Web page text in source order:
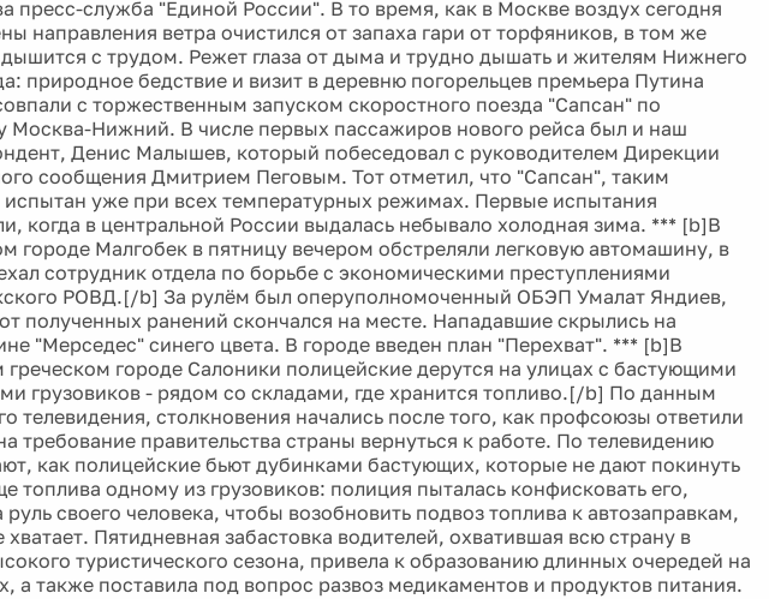
пресс-служба "Единой России". В то время, как в Москве воздух сегодня
направления ветра очистился от запаха гари от торфяников, в том же
дышится с трудом. Режет глаза от дыма и трудно дышать и жителям Нижнего
природное бедствие и визит в деревню погорельцев премьера Путина
с торжественным запуском скоростного поезда "Сапсан" по
Москва-Нижний. В числе первых пассажиров нового рейса был и наш
Денис Малышев, который побеседовал с руководителем Дирекции
сообщения Дмитрием Пеговым. Тот отметил, что "Сапсан", таким
уже при всех температурных режимах. Первые испытания
когда в центральной России выдалась небывало холодная зима. *** [b]В
городе Малгобек в пятницу вечером обстреляли легковую автомашину, в
сотрудник отдела по борьбе с экономическими преступлениями
РОВД.[/b] За рулём был оперуполномоченный ОБЭП Умалат Яндиев,
полученных ранений скончался на месте. Нападавшие скрылись на
"Мерседес" синего цвета. В городе введен план "Перехват". *** [b]В
греческом городе Салоники полицейские дерутся на улицах с бастующими
грузовиков - рядом со складами, где хранится топливо.[/b] По данным
телевидения, столкновения начались после того, как профсоюзы ответили
требование правительства страны вернуться к работе. По телевидению
как полицейские бьют дубинками бастующих, которые не дают покинуть
топлива одному из грузовиков: полиция пыталась конфисковать его,
руль своего человека, чтобы возобновить подвоз топлива к автозаправкам,
хватает. Пятидневная забастовка водителей, охватившая всю страну в
туристического сезона, привела к образованию длинных очередей на
а также поставила под вопрос развоз медикаментов и продуктов питания.